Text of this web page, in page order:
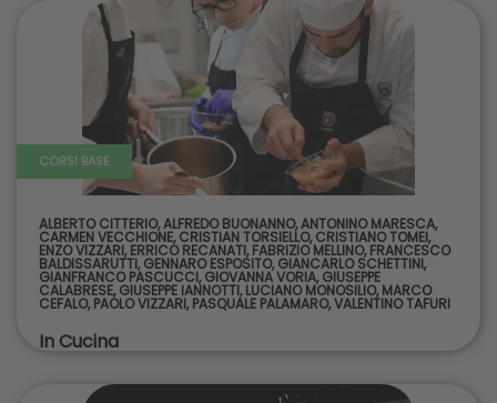
CORSI BASE
ALBERTO CITTERIO,ALFREDO BUONANNO,ANTONINO MARESCA,
CARMEN VECCHIONE,CRISTIAN TORSIELLO,CRISTIANO TOMEI,
ENZO VIZZARI,ERRICO RECANATI,FABRIZIO MELLINO,FRANCESCO
BALDISSARUTTI,GENNARO ESPOSITO,GIANCARLO SCHETTINI,
GIANFRANCO PASCUCCI,GIOVANNA VORIA,GIUSEPPE
CALABRESE,GIUSEPPE IANNOTTI,LUCIANO MONOSILIO,MARCO
CEFALO,PAOLO VIZZARI,PASQUALE PALAMARO,VALENTINO TAFURI
In Cucina